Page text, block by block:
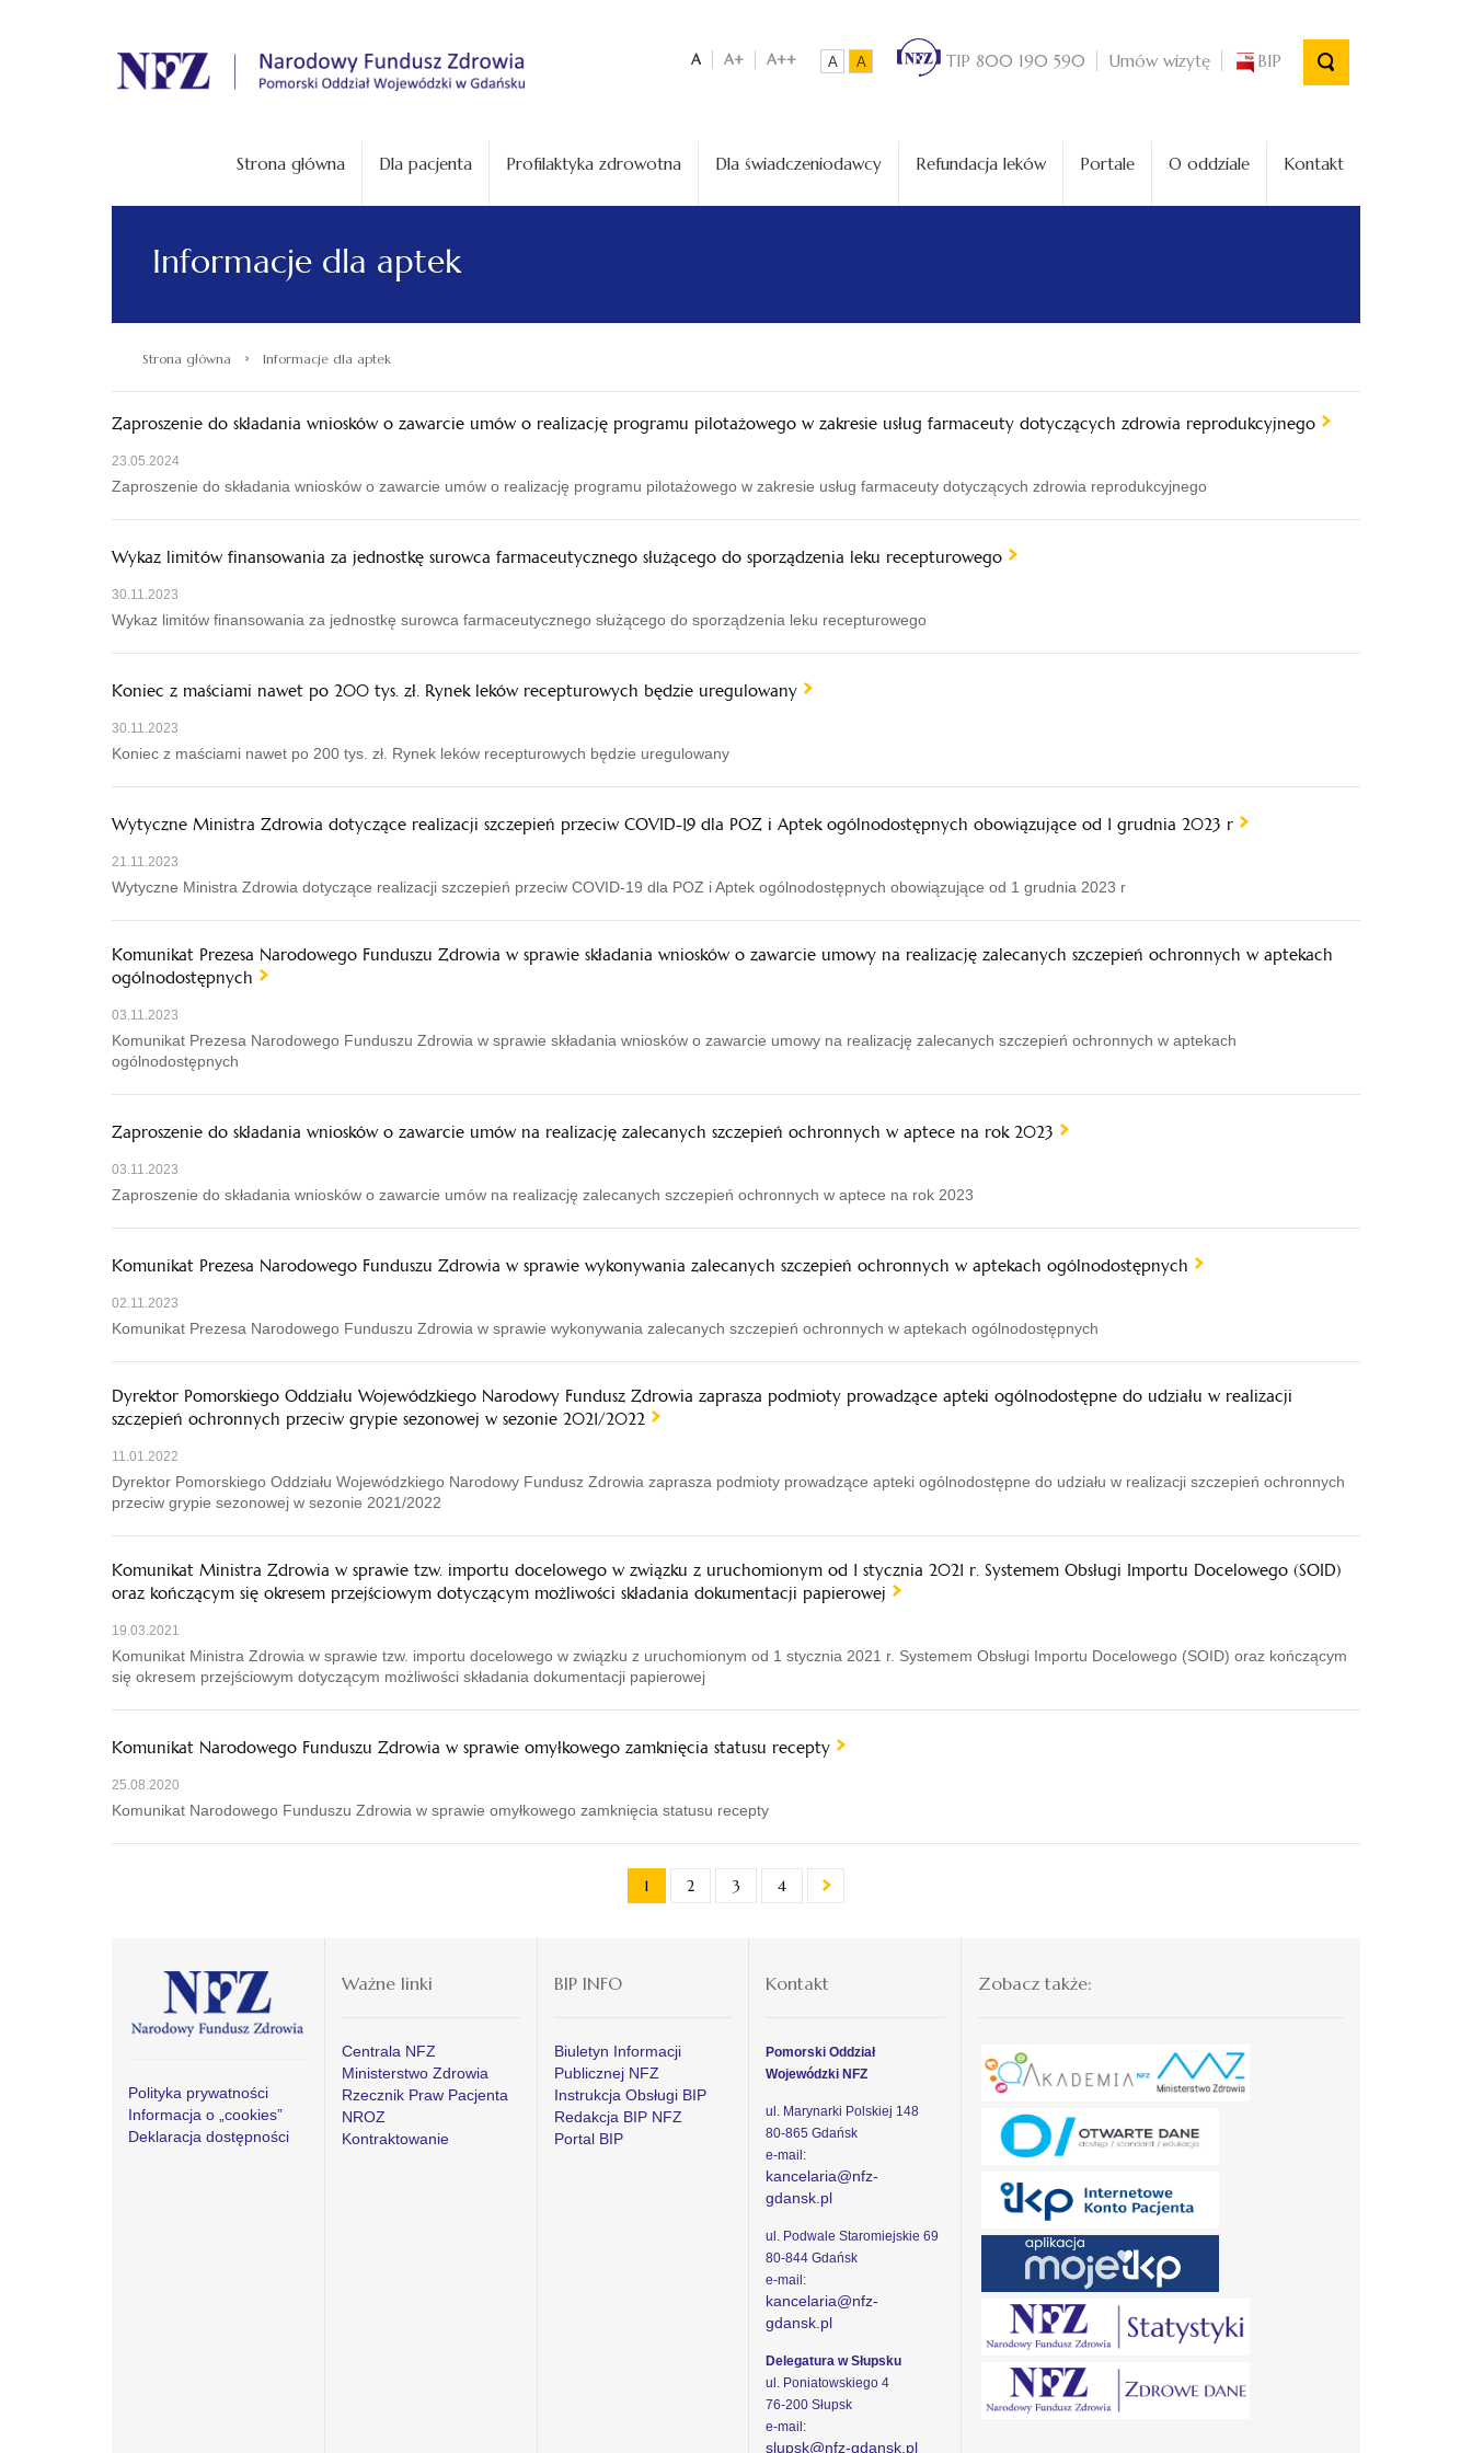
. A A+ A++ A A TIP 800 190 590 Umów wizytę BIP
Strona główna Dla pacjenta Profilaktyka zdrowotna Dla świadczeniodawcy Refundacja leków Portale O oddziale Kontakt
Informacje dla aptek
Strona główna › Informacje dla aptek
Zaproszenie do składania wniosków o zawarcie umów o realizację programu pilotażowego w zakresie usług farmaceuty dotyczących zdrowia reprodukcyjnego
23.05.2024
Zaproszenie do składania wniosków o zawarcie umów o realizację programu pilotażowego w zakresie usług farmaceuty dotyczących zdrowia reprodukcyjnego
Wykaz limitów finansowania za jednostkę surowca farmaceutycznego służącego do sporządzenia leku recepturowego
30.11.2023
Wykaz limitów finansowania za jednostkę surowca farmaceutycznego służącego do sporządzenia leku recepturowego
Koniec z maściami nawet po 200 tys. zł. Rynek leków recepturowych będzie uregulowany
30.11.2023
Koniec z maściami nawet po 200 tys. zł. Rynek leków recepturowych będzie uregulowany
Wytyczne Ministra Zdrowia dotyczące realizacji szczepień przeciw COVID-19 dla POZ i Aptek ogólnodostępnych obowiązujące od 1 grudnia 2023 r
21.11.2023
Wytyczne Ministra Zdrowia dotyczące realizacji szczepień przeciw COVID-19 dla POZ i Aptek ogólnodostępnych obowiązujące od 1 grudnia 2023 r
Komunikat Prezesa Narodowego Funduszu Zdrowia w sprawie składania wniosków o zawarcie umowy na realizację zalecanych szczepień ochronnych w aptekach
ogólnodostępnych
03.11.2023
Komunikat Prezesa Narodowego Funduszu Zdrowia w sprawie składania wniosków o zawarcie umowy na realizację zalecanych szczepień ochronnych w aptekach
ogólnodostępnych
Zaproszenie do składania wniosków o zawarcie umów na realizację zalecanych szczepień ochronnych w aptece na rok 2023
03.11.2023
Zaproszenie do składania wniosków o zawarcie umów na realizację zalecanych szczepień ochronnych w aptece na rok 2023
Komunikat Prezesa Narodowego Funduszu Zdrowia w sprawie wykonywania zalecanych szczepień ochronnych w aptekach ogólnodostępnych
02.11.2023
Komunikat Prezesa Narodowego Funduszu Zdrowia w sprawie wykonywania zalecanych szczepień ochronnych w aptekach ogólnodostępnych
Dyrektor Pomorskiego Oddziału Wojewódzkiego Narodowy Fundusz Zdrowia zaprasza podmioty prowadzące apteki ogólnodostępne do udziału w realizacji
szczepień ochronnych przeciw grypie sezonowej w sezonie 2021/2022
11.01.2022
Dyrektor Pomorskiego Oddziału Wojewódzkiego Narodowy Fundusz Zdrowia zaprasza podmioty prowadzące apteki ogólnodostępne do udziału w realizacji szczepień ochronnych
przeciw grypie sezonowej w sezonie 2021/2022
Komunikat Ministra Zdrowia w sprawie tzw. importu docelowego w związku z uruchomionym od 1 stycznia 2021 r. Systemem Obsługi Importu Docelowego (SOID)
oraz kończącym się okresem przejściowym dotyczącym możliwości składania dokumentacji papierowej
19.03.2021
Komunikat Ministra Zdrowia w sprawie tzw. importu docelowego w związku z uruchomionym od 1 stycznia 2021 r. Systemem Obsługi Importu Docelowego (SOID) oraz kończącym
się okresem przejściowym dotyczącym możliwości składania dokumentacji papierowej
Komunikat Narodowego Funduszu Zdrowia w sprawie omyłkowego zamknięcia statusu recepty
25.08.2020
Komunikat Narodowego Funduszu Zdrowia w sprawie omyłkowego zamknięcia statusu recepty
1 2 3 4
Polityka prywatności
Informacja o „cookies”
Deklaracja dostępności
Ważne linki
Centrala NFZ
Ministerstwo Zdrowia
Rzecznik Praw Pacjenta
NROZ
Kontraktowanie
BIP INFO
Biuletyn Informacji
Publicznej NFZ
Instrukcja Obsługi BIP
Redakcja BIP NFZ
Portal BIP
Kontakt
Pomorski Oddział
Wojewódzki NFZ
ul. Marynarki Polskiej 148
80-865 Gdańsk
e-mail:
kancelaria@nfz-
gdansk.pl
ul. Podwale Staromiejskie 69
80-844 Gdańsk
e-mail:
kancelaria@nfz-
gdansk.pl
Delegatura w Słupsku
ul. Poniatowskiego 4
76-200 Słupsk
e-mail:
slupsk@nfz-gdansk.pl
Zobacz także: